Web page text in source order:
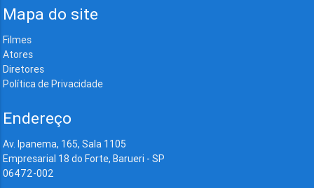
Mapa do site
Filmes
Atores
Diretores
Política de Privacidade
Endereço
Av. Ipanema, 165, Sala 1105
Empresarial 18 do Forte, Barueri - SP
06472-002